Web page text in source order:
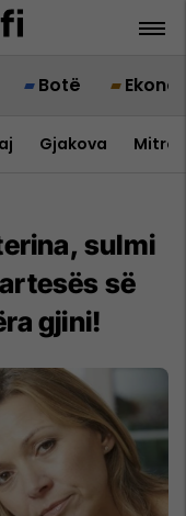
Botë
Gjakova
sulmi
së
gjini!